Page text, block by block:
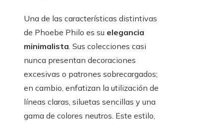
Una de las características distintivas
de Phoebe Philo es su elegancia
minimalista. Sus colecciones casi
nunca presentan decoraciones
excesivas o patrones sobrecargados;
en cambio, enfatizan la utilización de
líneas claras, siluetas sencillas y una
gama de colores neutros. Este estilo,